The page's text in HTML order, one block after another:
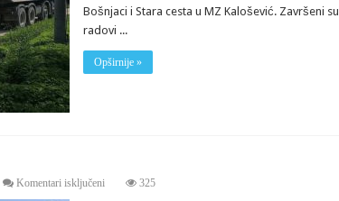
Bošnjaci i Stara cesta u MZ Kalošević. Završeni su
radovi ...
Opširnije »
Komentari isključeniza
325